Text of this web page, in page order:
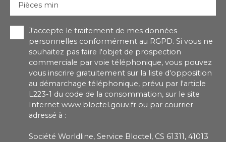
Pièces min
J'accepte le traitement de mes données
personnelles conformément au RGPD. Si vous ne
souhaitez pas faire l'objet de prospection
commerciale par voie téléphonique, vous pouvez
vous inscrire gratuitement sur la liste d'opposition
au démarchage téléphonique, prévu par l'article
L223-1 du code de la consommation, sur le site
Internet www.bloctel.gouv.fr ou par courrier
adressé à :
Société Worldline, Service Bloctel, CS 61311, 41013